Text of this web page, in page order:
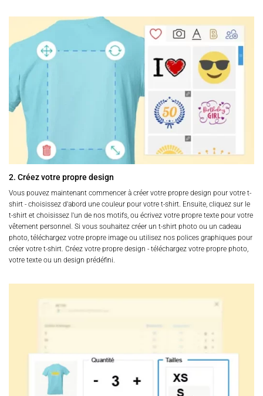
2. Créez votre propre design
Vous pouvez maintenant commencer à créer votre propre design pour votre t-
shirt - choisissez d'abord une couleur pour votre t-shirt. Ensuite, cliquez sur le
t-shirt et choisissez l'un de nos motifs, ou écrivez votre propre texte pour votre
vêtement personnel. Si vous souhaitez créer un t-shirt photo ou un cadeau
photo, téléchargez votre propre image ou utilisez nos polices graphiques pour
créer votre t-shirt. Créez votre propre design - téléchargez votre propre photo,
votre texte ou un design prédéfini.